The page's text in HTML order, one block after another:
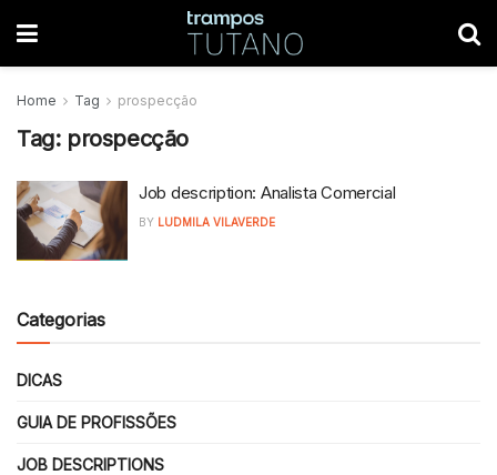
Home Tag prospecção
Tag: prospecção
Job description: Analista Comercial
BY LUDMILA VILAVERDE
Categorias
DICAS
GUIA DE PROFISSÕES
JOB DESCRIPTIONS